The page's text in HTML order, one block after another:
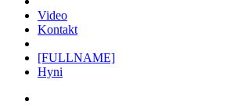
Video
Kontakt
[FULLNAME]
Hyni